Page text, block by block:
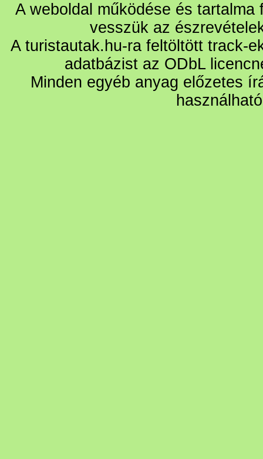
A weboldal működése és
vesszük az
A turistautak.hu-ra feltöltött track-
adatbázist az ODbL
Minden egyéb anyag előzetes